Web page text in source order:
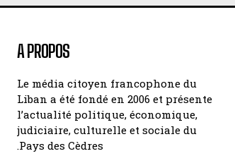
A PROPOS
Le média citoyen francophone du
Liban a été fondé en 2006 et présente
l’actualité politique, économique,
judiciaire, culturelle et sociale du
Pays des Cèdres.